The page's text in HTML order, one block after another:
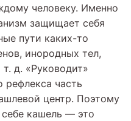
человеку. Именно
защищает себя
пути каких-то
инородных тел,
д. «Руководит»
рефлекса часть
центр. Поэтому
кашель — это